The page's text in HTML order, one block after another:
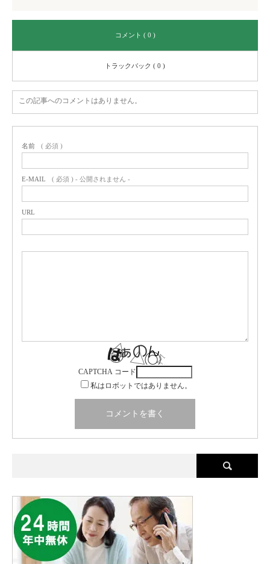
コメント ( 0 )
トラックバック ( 0 )
この記事へのコメントはありません。
名前 ( 必須 )
E-MAIL ( 必須 ) - 公開されません -
URL
CAPTCHA コード
私はロボットではありません。